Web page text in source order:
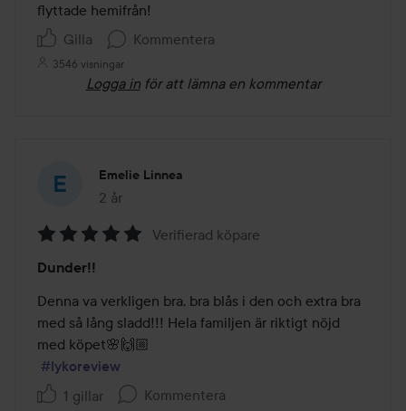
flyttade hemifrån!
Gilla
Kommentera
3546 visningar
Logga in för att lämna en kommentar
Emelie Linnea
2 år
Inlägget skapades 2 år
5
av
5
Verifierad köpare
Dunder!!
Denna va verkligen bra, bra blås i den och extra bra
med så lång sladd!!! Hela familjen är riktigt nöjd
med köpet🌸🙌🏼
#lykoreview
1 gillar
Kommentera